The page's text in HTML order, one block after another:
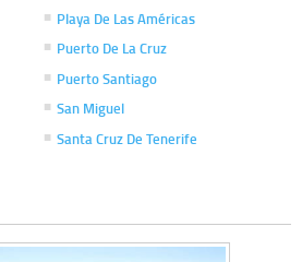
Playa De Las Américas
Puerto De La Cruz
Puerto Santiago
San Miguel
Santa Cruz De Tenerife